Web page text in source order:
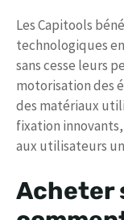
Les Capitools
technologiques
sans cesse leurs
motorisation des
des matériaux
fixation
aux utilisateurs
Acheter